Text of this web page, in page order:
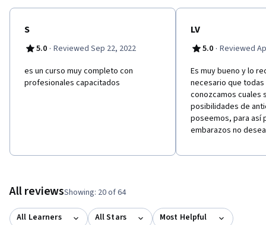
S
5.0 · Reviewed Sep 22, 2022
e​s un curso muy completo con
profesionales capacitados
LV
5.0 · Reviewed
Es muy bueno y lo
necesario que
conozcamos cuales
posibilidades de
poseemos, para así
embarazos no
All reviewsShowing: 20 of 64
All Learners All Stars Most Helpful